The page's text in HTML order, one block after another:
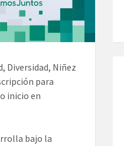
Diversidad, Niñez
para
inicio en
bajo la